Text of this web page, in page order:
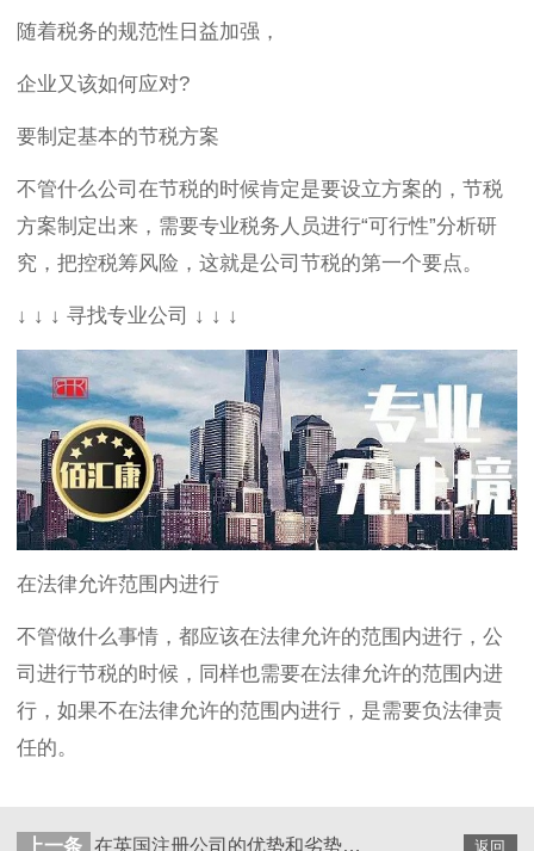
随着税务的规范性日益加强，
企业又该如何应对?
要制定基本的节税方案
不管什么公司在节税的时候肯定是要设立方案的，节税
方案制定出来，需要专业税务人员进行“可行性”分析研
究，把控税筹风险，这就是公司节税的第一个要点。
↓ ↓ ↓ 寻找专业公司 ↓ ↓ ↓
在法律允许范围内进行
不管做什么事情，都应该在法律允许的范围内进行，公
司进行节税的时候，同样也需要在法律允许的范围内进
行，如果不在法律允许的范围内进行，是需要负法律责
任的。
返回
上一条 在英国注册公司的优势和劣势详细解说